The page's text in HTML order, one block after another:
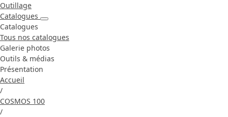
Outillage
Catalogues
Catalogues
Tous nos catalogues
Galerie photos
Outils & médias
Présentation
Accueil
/
COSMOS 100
/